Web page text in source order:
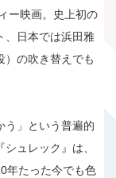
ー映画。史上初の
、日本では浜田雅
）の吹き替えでも
う」という普遍的
ュレック』は、
年たった今でも色